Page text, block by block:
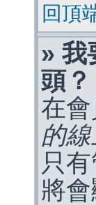
回頂
» 我
頭？
在
的
只
將會